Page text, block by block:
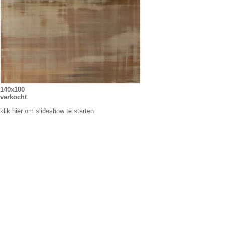
140x100
verkocht
klik hier om slideshow te starten